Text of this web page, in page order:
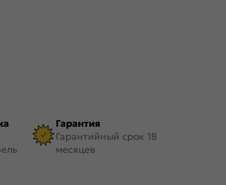
Гарантия
Гарантийный срок 18
месяцев